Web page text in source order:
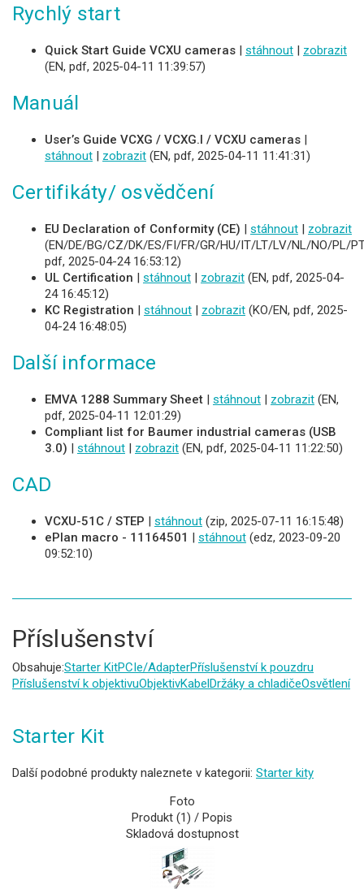
Rychlý start
Quick Start Guide VCXU cameras | stáhnout | zobrazit
(EN, pdf, 2025-04-11 11:39:57)
Manuál
User’s Guide VCXG / VCXG.I / VCXU cameras |
stáhnout | zobrazit (EN, pdf, 2025-04-11 11:41:31)
Certifikáty/ osvědčení
EU Declaration of Conformity (CE) | stáhnout | zobrazit
(EN/DE/BG/CZ/DK/ES/FI/FR/GR/HU/IT/LT/LV/NL/NO/PL/
pdf, 2025-04-24 16:53:12)
UL Certification | stáhnout | zobrazit (EN, pdf, 2025-04-
24 16:45:12)
KC Registration | stáhnout | zobrazit (KO/EN, pdf, 2025-
04-24 16:48:05)
Další informace
EMVA 1288 Summary Sheet | stáhnout | zobrazit (EN,
pdf, 2025-04-11 12:01:29)
Compliant list for Baumer industrial cameras (USB
3.0) | stáhnout | zobrazit (EN, pdf, 2025-04-11 11:22:50)
CAD
VCXU-51C / STEP | stáhnout (zip, 2025-07-11 16:15:48)
ePlan macro - 11164501 | stáhnout (edz, 2023-09-20
09:52:10)
Příslušenství
Obsahuje:Starter KitPCIe/AdapterPříslušenství k pouzdru
Příslušenství k objektivuObjektivKabel Držáky a chladičeOsvětlení
Starter Kit
Další podobné produkty naleznete v kategorii: Starter kity
Foto
Produkt (1) / Popis
Skladová dostupnost